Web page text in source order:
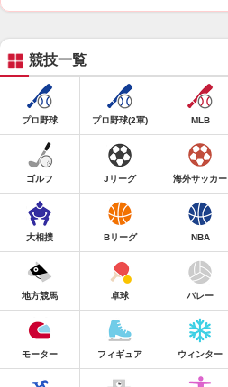
競技一覧
プロ野球 プロ野球(2軍) MLB
ゴルフ Jリーグ 海外サッカー
大相撲 Bリーグ NBA
地方競馬 卓球 バレー
モーター フィギュア ウィンター